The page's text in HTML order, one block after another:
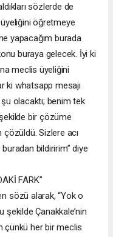
sözlerde de
öğretmeye
yapacağım burada
buraya gelecek. İyi ki
meclis üyeliğini
ki whatsapp mesajı
olacaktı; benim tek
bir çözüme
Sizlere acı
bildiririm” diye
FARK”
sözü alarak, “Yok o
şekilde Çanakkale’nin
çünkü her bir meclis